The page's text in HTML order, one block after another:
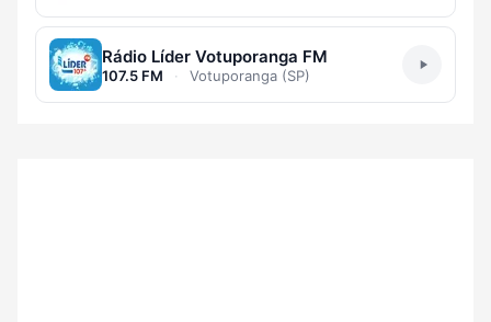
Rádio Líder Votuporanga FM
107.5 FM · Votuporanga (SP)